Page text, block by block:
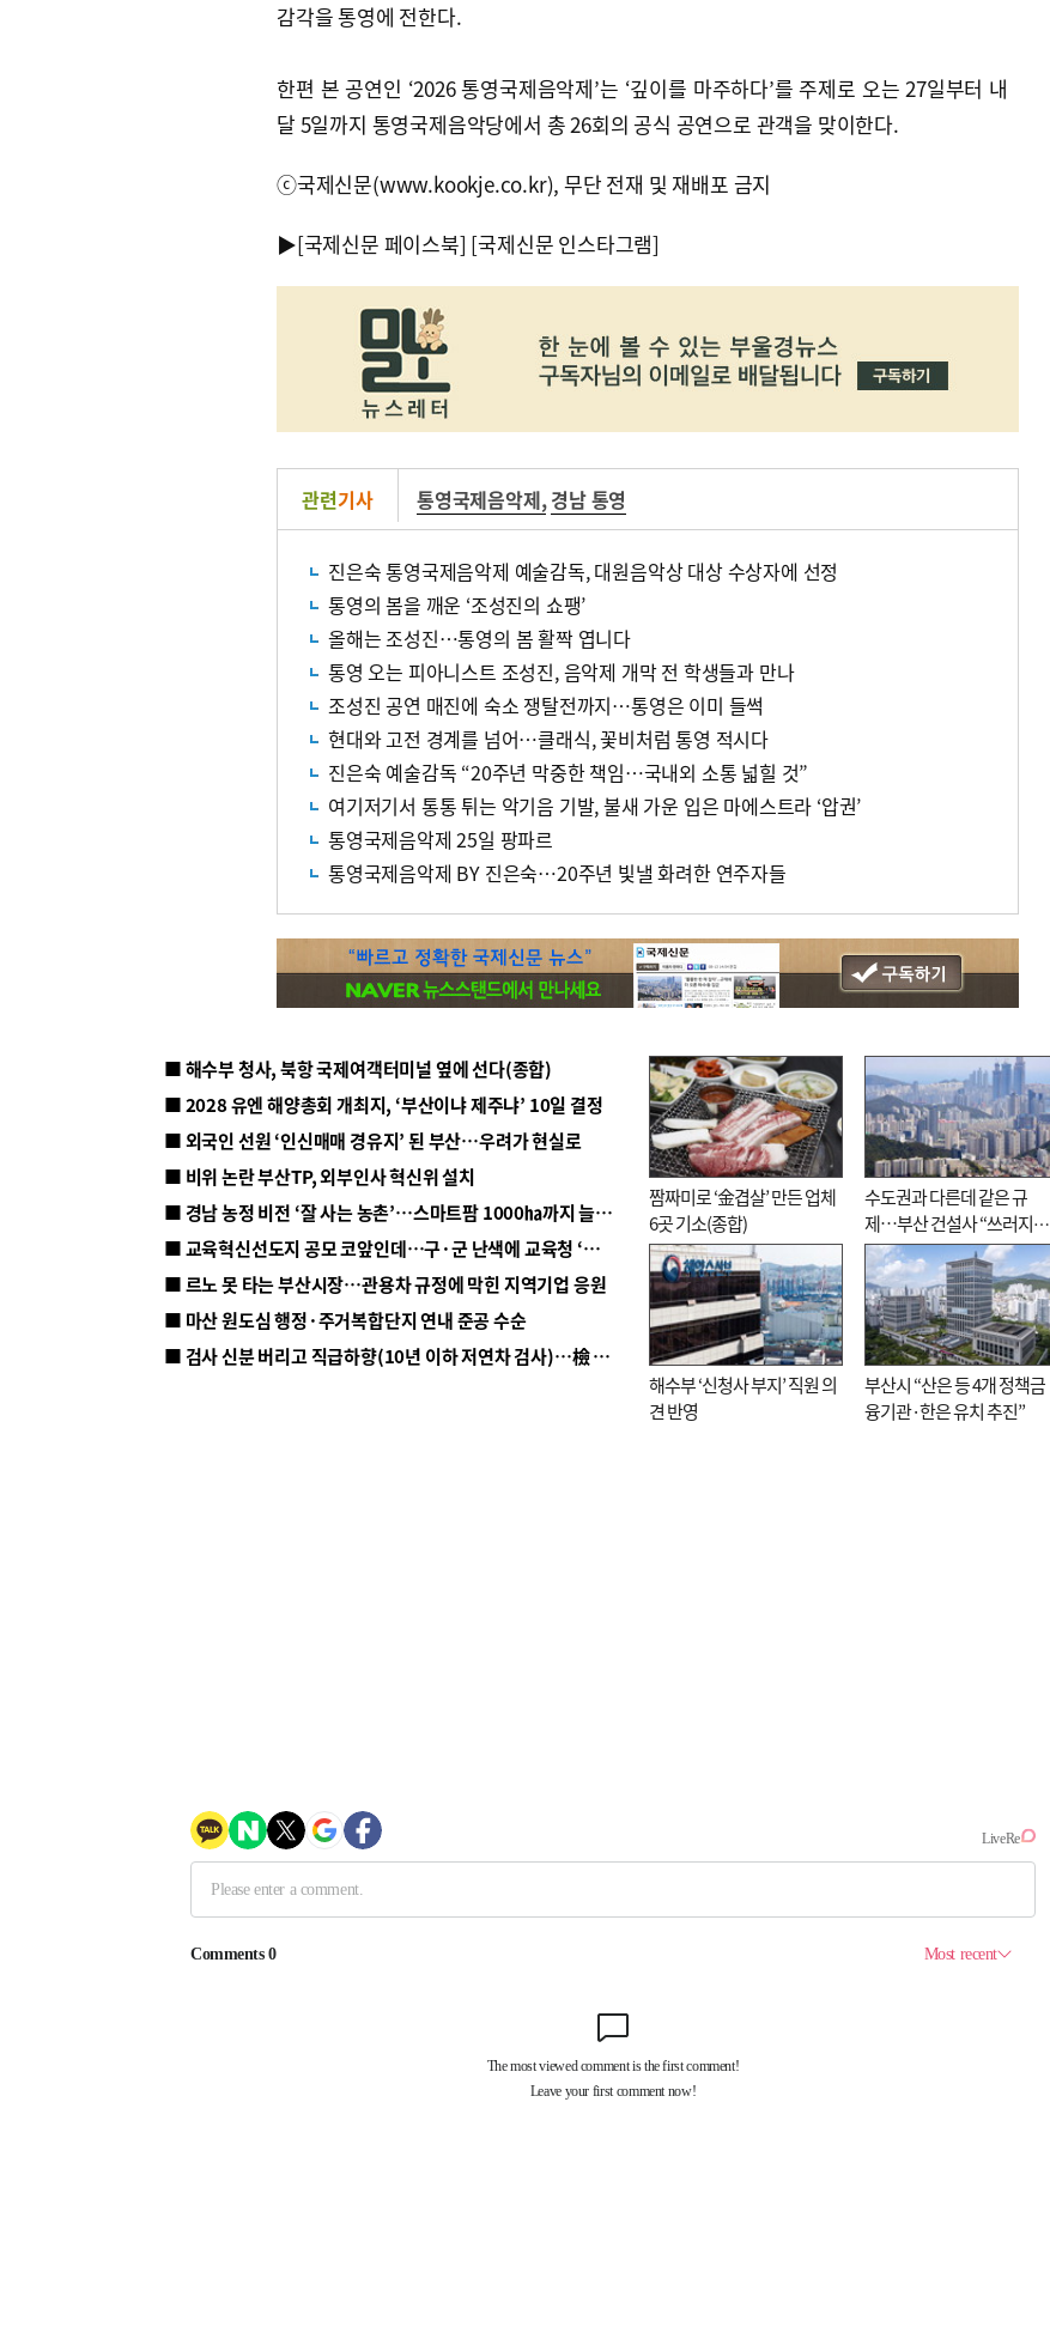
감각을 통영에 전한다.
한편 본 공연인 ‘2026 통영국제음악제’는 ‘깊이를 마주하다’를 주제로 오는 27일부터 내
달 5일까지 통영국제음악당에서 총 26회의 공식 공연으로 관객을 맞이한다.
ⓒ국제신문(www.kookje.co.kr), 무단 전재 및 재배포 금지
▶[국제신문 페이스북] [국제신문 인스타그램]
관련기사 통영국제음악제,경남 통영
진은숙 통영국제음악제 예술감독, 대원음악상 대상 수상자에 선정
통영의 봄을 깨운 ‘조성진의 쇼팽’
올해는 조성진…통영의 봄 활짝 엽니다
통영 오는 피아니스트 조성진, 음악제 개막 전 학생들과 만나
조성진 공연 매진에 숙소 쟁탈전까지…통영은 이미 들썩
현대와 고전 경계를 넘어…클래식, 꽃비처럼 통영 적시다
진은숙 예술감독 “20주년 막중한 책임…국내외 소통 넓힐 것”
여기저기서 통통 튀는 악기음 기발, 불새 가운 입은 마에스트라 ‘압권’
통영국제음악제 25일 팡파르
통영국제음악제 BY 진은숙…20주년 빛낼 화려한 연주자들
■ 해수부 청사, 북항 국제여객터미널 옆에 선다(종합)
■ 2028 유엔 해양총회 개최지, ‘부산이냐 제주냐’ 10일 결정
■ 외국인 선원 ‘인신매매 경유지’ 된 부산…우려가 현실로
■ 비위 논란 부산TP, 외부인사 혁신위 설치
■ 경남 농정 비전 ‘잘 사는 농촌’…스마트팜 1000㏊까지 늘린다
■ 교육혁신선도지 공모 코앞인데…구·군 난색에 교육청 ‘쩔쩔’
■ 르노 못 타는 부산시장…관용차 규정에 막힌 지역기업 응원
■ 마산 원도심 행정·주거복합단지 연내 준공 수순
■ 검사 신분 버리고 직급하향(10년 이하 저연차 검사)…檢 중수청행 기피
짬짜미로 ‘金겹살’ 만든 업체
6곳 기소(종합)
수도권과 다른데 같은 규
제…부산 건설사 “쓰러지기
직전”
해수부 ‘신청사 부지’ 직원 의
견 반영
부산시 “산은 등 4개 정책금
융기관·한은 유치 추진”